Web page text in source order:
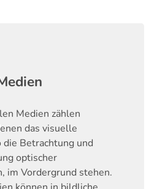
Medien zählen
das visuelle
die Betrachtung und
optischer
im Vordergrund stehen.